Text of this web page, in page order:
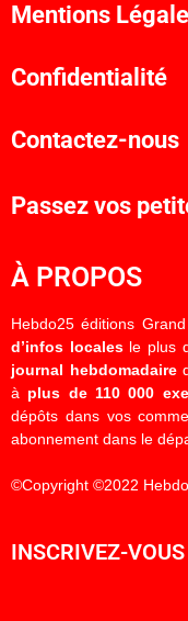
Mentions
Confidentialité
Contactez-nous
Passez vos
À PROPOS
Hebdo25 éditions
d’infos localesle plus
journal hebdomadaire
à plus de 110 000
dépôts dans vos
abonnement dans le
©Copyright ©2022
INSCRIVEZ-